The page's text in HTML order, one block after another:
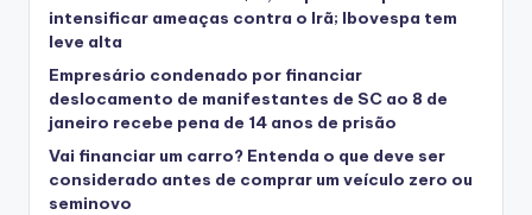
intensificar ameaças contra o Irã; Ibovespa tem
leve alta
Empresário condenado por financiar
deslocamento de manifestantes de SC ao 8 de
janeiro recebe pena de 14 anos de prisão
Vai financiar um carro? Entenda o que deve ser
considerado antes de comprar um veículo zero ou
seminovo